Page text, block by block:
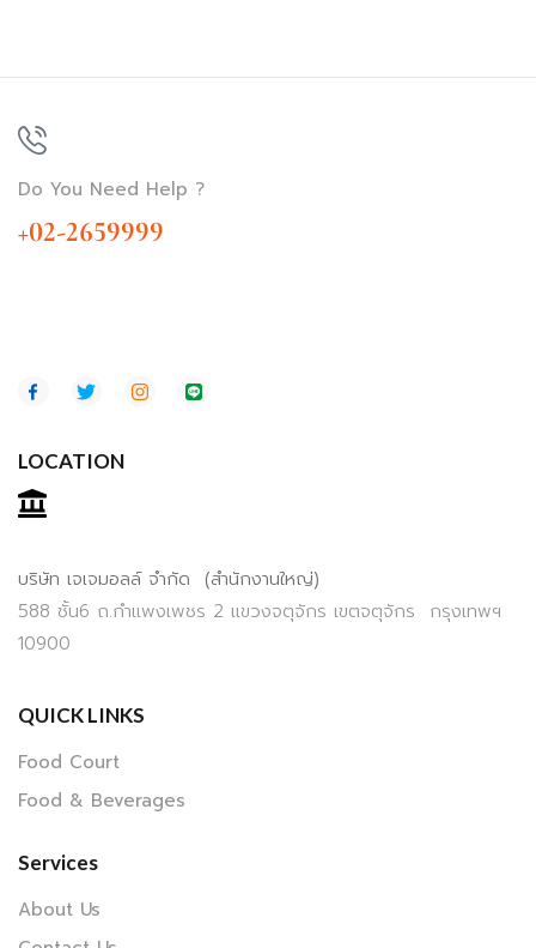
Do You Need Help ?
+02-2659999
LOCATION
บริษัท เจเจมอลล์ จำกัด (สำนักงานใหญ่)
588 ชั้น6 ถ.กำแพงเพชร 2 แขวงจตุจักร เขตจตุจักร กรุงเทพฯ
10900
QUICK LINKS
Food Court
Food & Beverages
Services
About Us